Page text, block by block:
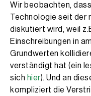
Wir beobachten,
Technologie seit der
diskutiert wird, weil
Einschreibungen in
Grundwerten
verständigt hat (ein
sich hier). Und an
kompliziert die